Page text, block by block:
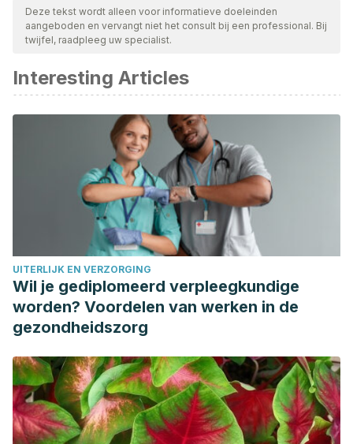
ons team om hun kwaliteit, betrouwbaarheid, actualiteit en
geldigheid te waarborgen. De bibliografie van dit artikel werd
Aaron, D. L., Patel, A., Kayiaros, S., & Calfee, R. (2011). Four
common types of bursitis: Diagnosis and management.
Journal of the American Academy of Orthopaedic
https://doi.org/10.5435/00124635-201106000-
Childers, M. K. (2006). Trochanteric Bursitis. In Pain
Management.https://doi.org/10.1016/B978-0-7216-0334-
Lustenberger, D. P., Ng, V. Y., Best, T. M., & Ellis, T. J. (2011).
Efficacy of treatment of trochanteric bursitis: A systematic
review. Clinical Journal of Sport Medicine.
https://doi.org/10.1097/JSM.0b013e318221299c
Deze tekst wordt alleen voor informatieve doeleinden
aangeboden en vervangt niet het consult bij een professional. Bij
twijfel, raadpleeg uw specialist.
Interesting Articles
UITERLIJK EN VERZORGING
Wil je gediplomeerd verpleegkundige
worden? Voordelen van werken in de
gezondheidszorg